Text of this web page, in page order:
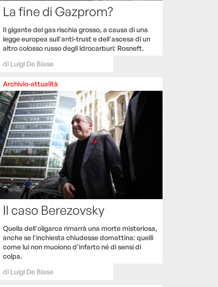
La fine di Gazprom?
Il gigante del gas rischia grosso, a causa di una
legge europea sull'anti-trust e dell'ascesa di un
altro colosso russo degli idrocarburi: Rosneft.
di Luigi De Biase
Archivio-attualità
Il caso Berezovsky
Quella dell'oligarca rimarrà una morte misteriosa,
anche se l'inchiesta chiudesse domattina: quelli
come lui non muoiono d'infarto né di sensi di
colpa.
di Luigi De Biase